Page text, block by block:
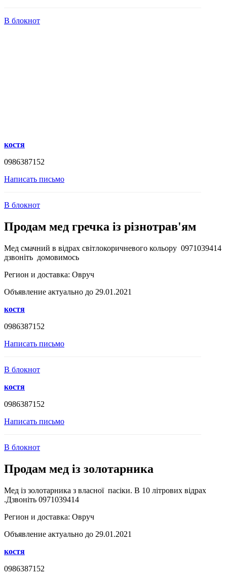
В блокнот
костя
0986387152
Написать письмо
В блокнот
Продам мед гречка із різнотрав'ям
Мед смачний в відрах світлокоричневого кольору 0971039414
дзвоніть домовимось
Регион и доставка: Овруч
Объявление актуально до 29.01.2021
костя
0986387152
Написать письмо
В блокнот
костя
0986387152
Написать письмо
В блокнот
Продам мед із золотарника
Мед із золотарника з власної пасіки. В 10 літрових відрах
.Дзвоніть 0971039414
Регион и доставка: Овруч
Объявление актуально до 29.01.2021
костя
0986387152